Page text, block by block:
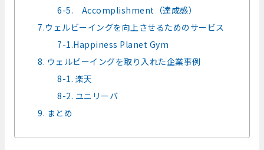
6-5. Accomplishment（達成感）
7.ウェルビーイングを向上させるためのサービス
7-1.Happiness Planet Gym
8. ウェルビーイングを取り入れた企業事例
8-1. 楽天
8-2. ユニリーバ
9. まとめ